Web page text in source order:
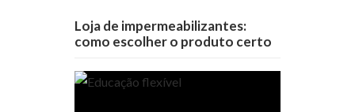
Loja de impermeabilizantes:
como escolher o produto certo